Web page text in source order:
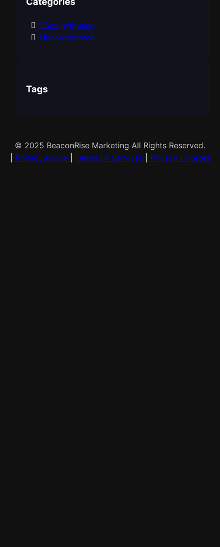
! Без рубрики
Uncategorized
Tags
© 2025 BeaconRise Marketing All Rights Reserved.
Privacy Policy Terms Of Services| Privacy Choices